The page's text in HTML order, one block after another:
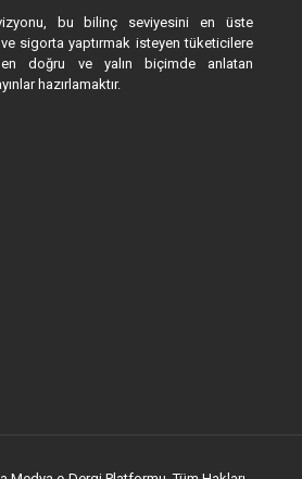
bu bilinç seviyesini en üste
sigorta yaptırmak isteyen tüketicilere
en doğru ve yalın biçimde anlatan
hazırlamaktır.